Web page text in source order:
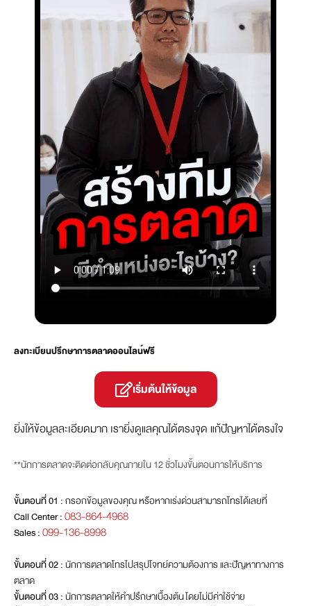
ลงทะเบียนปรึกษาการตลาดออนไลน์ฟรี
เริ่มต้นให้ข้อมูล
ยิ่งให้ข้อมูลละเอียดมาก เรายิ่งดูแลคุณได้ตรงจุด แก้ปัญหาได้ตรงใจ
**นักการตลาดจะติดต่อกลับคุณภายใน 12 ชั่วโมงขั้นตอนการให้บริการ
ขั้นตอนที่ 01 :กรอกข้อมูลของคุณ หรือหากเร่งด่วนสามารถโทรได้เลยที่
Call Center :083-864-4968
Sales :099-136-8998
ขั้นตอนที่ 02 :นักการตลาดโทรไปสรุปโจทย์ความต้องการ และปัญหาทางการ
ตลาด
ขั้นตอนที่ 03 :นักการตลาดให้คำปรึกษาเบื้องต้น โดยไม่มีค่าใช้จ่าย